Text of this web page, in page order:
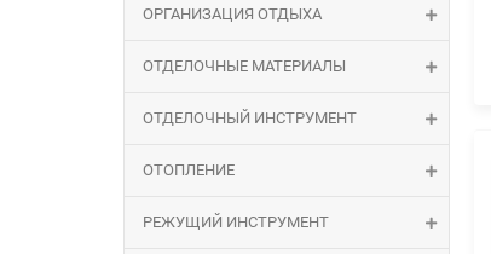
ОРГАНИЗАЦИЯ ОТДЫХА
ОТДЕЛОЧНЫЕ МАТЕРИАЛЫ
ОТДЕЛОЧНЫЙ ИНСТРУМЕНТ
ОТОПЛЕНИЕ
РЕЖУЩИЙ ИНСТРУМЕНТ